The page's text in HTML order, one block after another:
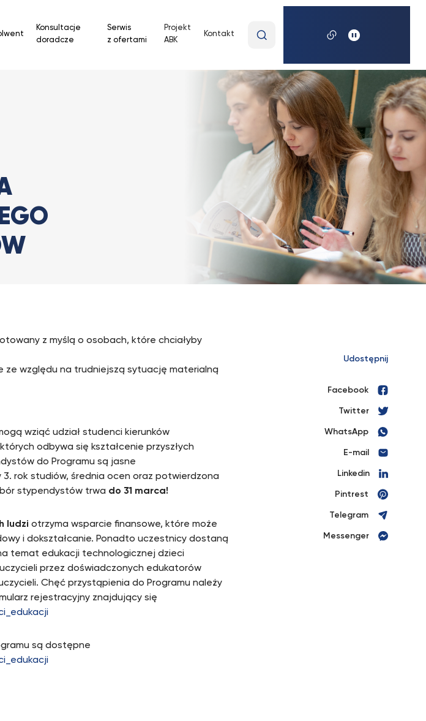
Konsultacje
doradcze
Serwis
z ofertami
Projekt
ABK
Kontakt
wyszukiwaną
z myślą o osobach, które chciałyby
ze względu na trudniejszą sytuację materialną
wziąć udział studenci kierunków
odbywa się kształcenie przyszłych
do Programu są jasne
rok studiów, średnia ocen oraz potwierdzona
stypendystów trwa do 31 marca!
ludzi otrzyma wsparcie finansowe, które może
i dokształcanie. Ponadto uczestnicy dostaną
temat edukacji technologicznej dzieci
przez doświadczonych edukatorów
Chęć przystąpienia do Programu należy
rejestracyjny znajdujący się
są dostępne
Udostępnij
Facebook
Twitter
WhatsApp
E-mail
Linkedin
Pintrest
Telegram
Messenger